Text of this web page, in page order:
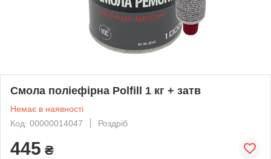
Смола поліефірна Polfill 1 кг + затв
Немає в наявності
Код: 00000014047
Роздріб
445 ₴